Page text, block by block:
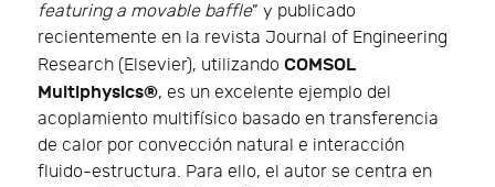
featuring a movable baffle” y publicado
recientemente en la revista Journal of Engineering
Research (Elsevier), utilizando COMSOL
Multiphysics®, es un excelente ejemplo del
acoplamiento multifísico basado en transferencia
de calor por convección natural e interacción
fluido-estructura. Para ello, el autor se centra en